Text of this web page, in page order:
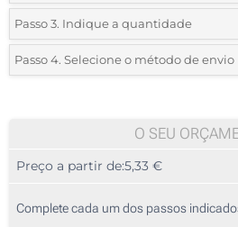
*Selecione o tipo de marcação e as
Impressão digital a cores (Na caixa)
Passo 3. Indique a quantidade
*Quantidade mínima:100
200
500
Passo 4. Selecione o método de envio
O SEU
Preço a partir de:5,33 €
Complete cada um dos passos